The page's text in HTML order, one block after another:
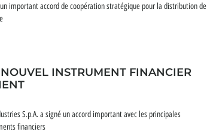
important accord de coopération stratégique pour la distribution de
INSTRUMENT FINANCIER
S.p.A. a signé un accord important avec les principales
financiers